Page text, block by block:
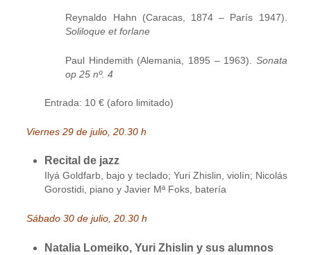
Reynaldo Hahn (Caracas, 1874 – París 1947).
Soliloque et forlane
Paul Hindemith (Alemania, 1895 – 1963). Sonata
op 25 nº. 4
Entrada: 10 € (aforo limitado)
Viernes 29 de julio, 20.30 h
Recital de jazz
Ilyá Goldfarb, bajo y teclado; Yuri Zhislin, violín; Nicolás
Gorostidi, piano y Javier Mª Foks, batería
Sábado 30 de julio, 20.30 h
Natalia Lomeiko, Yuri Zhislin y sus alumnos